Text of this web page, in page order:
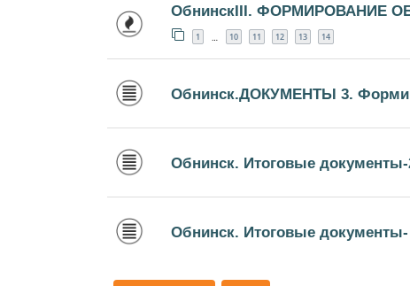
ОбнинскIII. ФОРМИРОВАНИЕ
1 … 10 11 12 13 14
Обнинск.ДОКУМЕНТЫ 3.
Обнинск. Итоговые
Обнинск. Итоговые